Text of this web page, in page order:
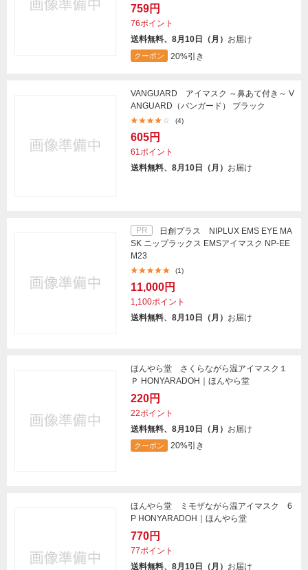
759円
76ポイント
送料無料、8月10日（月） お届け
クーポン 20%引き
VANGUARD アイマスク ～鼻あて付き～ V
ANGUARD（バンガード） ブラック
(4)
605円
61ポイント
送料無料、8月10日（月） お届け
PR
日創プラス NIPLUX EMS EYE MA
SK ニップラックス EMSアイマスク NP-EE
M23
(1)
11,000円
1,100ポイント
送料無料、8月10日（月） お届け
ほんやら堂 さくらながら温アイマスク１
Ｐ HONYARADOH｜ほんやら堂
220円
22ポイント
送料無料、8月10日（月） お届け
クーポン 20%引き
ほんやら堂 ミモザながら温アイマスク 6
P HONYARADOH｜ほんやら堂
770円
77ポイント
送料無料、8月10日（月） お届け